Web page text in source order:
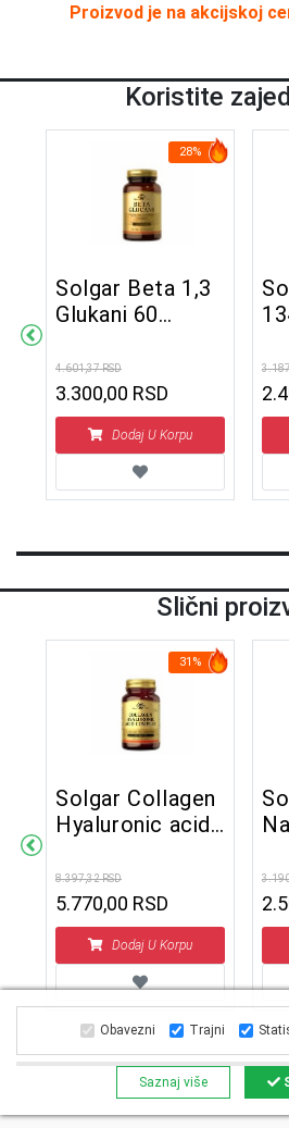
Proizvod je na akcijskoj
Koristite
28%
Solgar Beta 1,3
Glukani 60
4.601,37 RSD
3.300,00 RSD
Dodaj U Korpu
Slični
31%
Solgar Collagen
Hyaluronic acid
tableta
8.397,32 RSD
5.770,00 RSD
Dodaj U Korpu
Obavezni Trajni
Saznaj više